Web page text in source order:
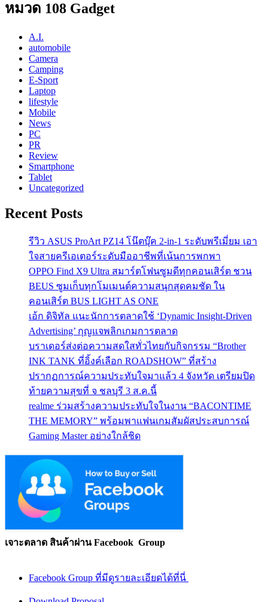
หมวด 108 Gadget
A.I.
automobile
Camera
Camping
E-Sport
Laptop
lifestyle
Mobile
News
PC
PR
Review
Smartphone
Tablet
Uncategorized
Recent Posts
รีวิว ASUS ProArt PZ14 โน๊ตบุ๊ค 2-in-1 ระดับพรีเมี่ยม เอา
ใจสายครีเอเตอร์ระดับมืออาชีพที่เน้นการพกพา
OPPO Find X9 Ultra สมาร์ตโฟนซูมดีทุกคอนเสิร์ต ชวน
BEUS ซูมเก็บทุกโมเมนต์ความสนุกสุดคมชัด ใน
คอนเสิร์ต BUS LIGHT AS ONE
เอ้ก ดิจิทัล แนะนักการตลาดใช้ ‘Dynamic Insight-Driven
Advertising’ กุญแจพลิกเกมการตลาด
บราเดอร์ส่งต่อความสดใสทั่วไทยกับกิจกรรม “Brother
INK TANK ที่อิ้งค์เลือก ROADSHOW” ที่สร้าง
ปรากฏการณ์ความประทับใจมาแล้ว 4 จังหวัด เตรียมปิด
ท้ายความสุขที่ จ ชลบุรี 3 ส.ค.นี้
realme ร่วมสร้างความประทับใจในงาน “BACONTIME
THE MEMORY” พร้อมพาแฟนเกมสัมผัสประสบการณ์
Gaming Master อย่างใกล้ชิด
เจาะตลาด สินค้าผ่าน Facebook Group
Facebook Group ที่มีดูรายละเอียดได้ที่นี่